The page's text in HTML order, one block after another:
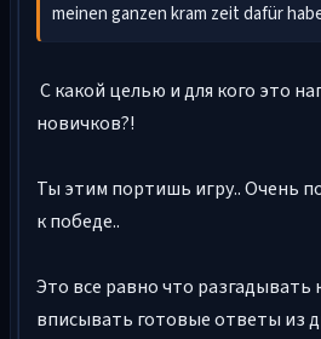
meinen ganzen kram zeit dafür
С какой целью и для кого это
новичков?!
Ты этим портишь игру.. Очень
к победе..
Это все равно что разгадывать
вписывать готовые ответы из